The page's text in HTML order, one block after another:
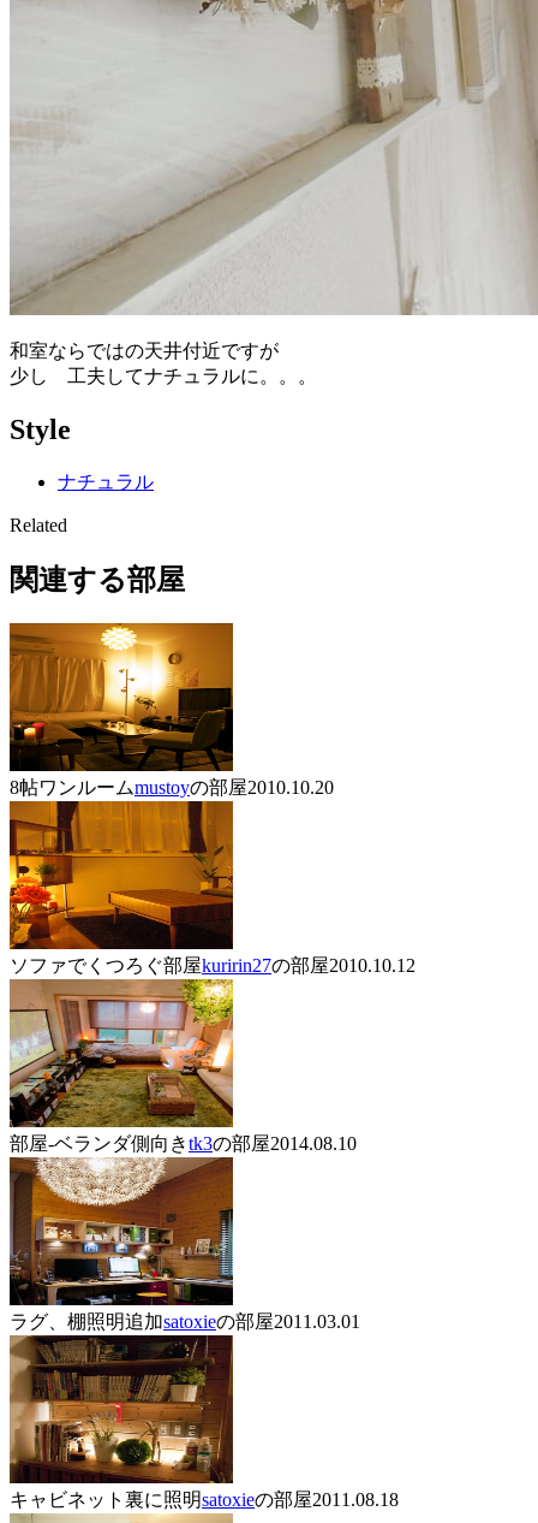
和室ならではの天井付近ですが
少し 工夫してナチュラルに。。。
Style
ナチュラル
Related
関連する部屋
8帖ワンルームmustoyの部屋2010.10.20
ソファでくつろぐ部屋kuririn27の部屋2010.10.12
部屋-ベランダ側向きtk3の部屋2014.08.10
ラグ、棚照明追加satoxieの部屋2011.03.01
キャビネット裏に照明satoxieの部屋2011.08.18